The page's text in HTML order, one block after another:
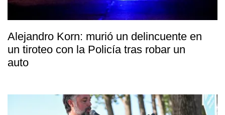
Alejandro Korn: murió un delincuente en
un tiroteo con la Policía tras robar un
auto